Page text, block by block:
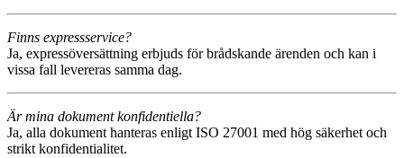
Finns expressservice?
Ja, expressöversättning erbjuds för brådskande ärenden och kan i
vissa fall levereras samma dag.
Är mina dokument konfidentiella?
Ja, alla dokument hanteras enligt ISO 27001 med hög säkerhet och
strikt konfidentialitet.